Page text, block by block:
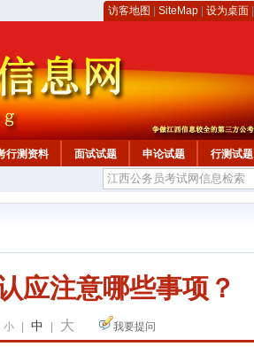
访客地图 SiteMap 设为桌面
行测资料 面试试题 申论试题 行测试题
应注意哪些事项？
小 中 大 我要提问